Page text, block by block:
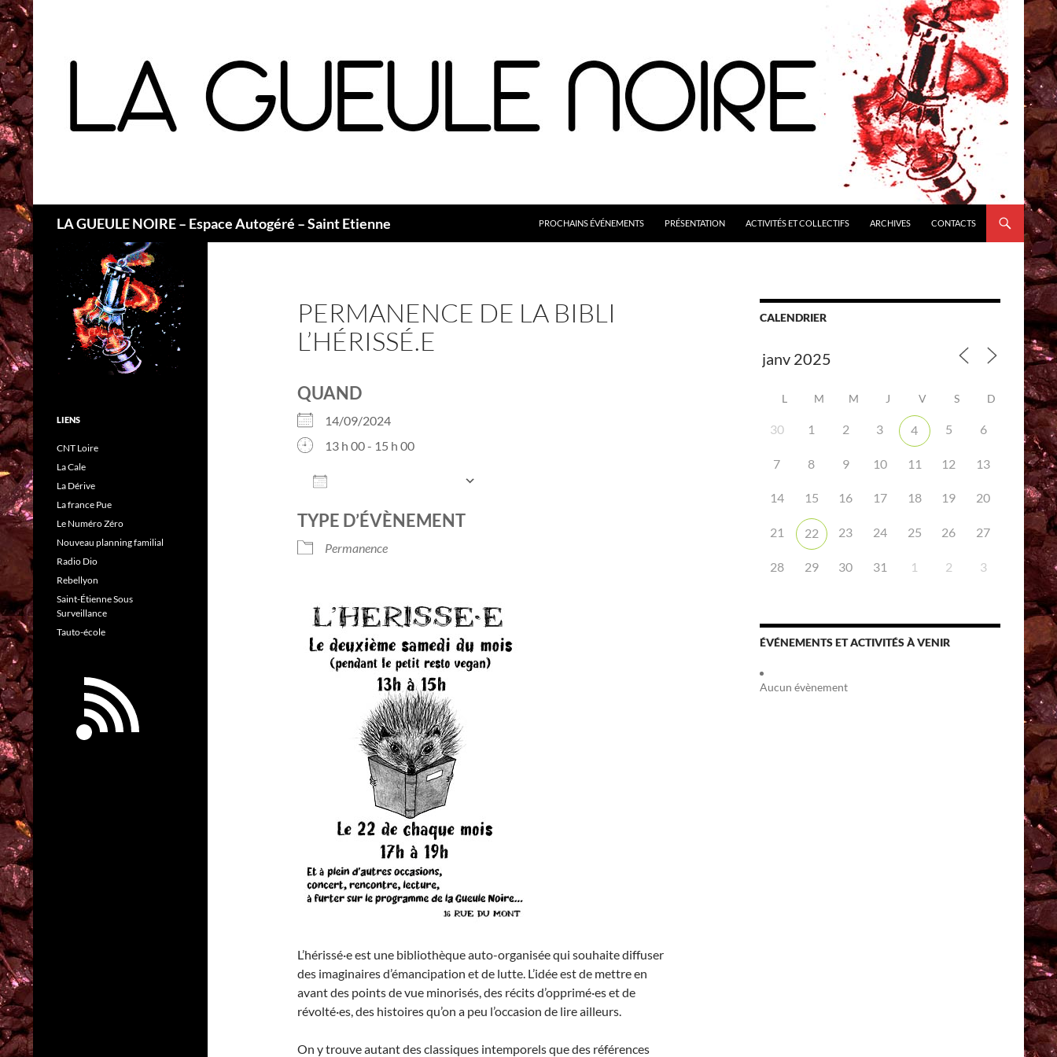
LA GUEULE NOIRE – Espace Autogéré – Saint Etienne PROCHAINS ÉVÉNEMENTS PRÉSENTATION ACTIVITÉS ET COLLECTIFS ARCHIVES CONTACTS
PERMANENCE DE LA BIBLI
L’HÉRISSÉ.E
QUAND
14/09/2024
13 h 00 - 15 h 00
iCalendar Office 365
TYPE D’ÉVÈNEMENT
Permanence
L’hérissé·e est une bibliothèque auto-organisée qui souhaite diffuser
des imaginaires d’émancipation et de lutte. L’idée est de mettre en
avant des points de vue minorisés, des récits d’opprimé·es et de
révolté·es, des histoires qu’on a peu l’occasion de lire ailleurs.
On y trouve autant des classiques intemporels que des références
CALENDRIER
L M M J V S D
30 1 2 3 4 5 6
7 8 9 10 11 12 13
14 15 16 17 18 19 20
21 22 23 24 25 26 27
28 29 30 31 1 2 3
ÉVÉNEMENTS ET ACTIVITÉS À VENIR
Aucun évènement
LIENS
CNT Loire
La Cale
La Dérive
La france Pue
Le Numéro Zéro
Nouveau planning familial
Radio Dio
Rebellyon
Saint-Étienne Sous
Surveillance
Tauto-école